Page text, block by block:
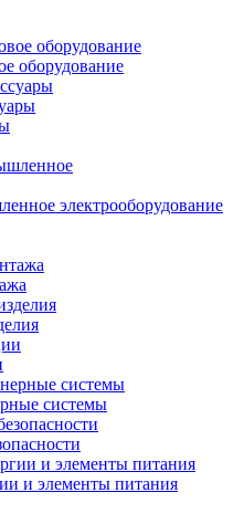
оборудование
электрооборудование
системы
и элементы питания